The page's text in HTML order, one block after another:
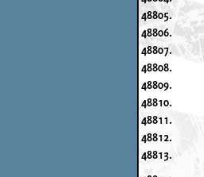
48805.
48806.
48807.
48808.
48809.
48810.
48811.
48812.
48813.